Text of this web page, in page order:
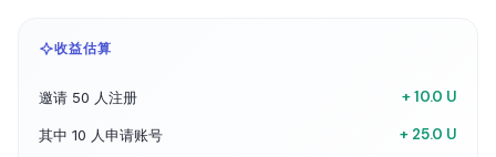
收益估算
邀请 50 人注册 + 10.0 U
其中 10 人申请账号 + 25.0 U